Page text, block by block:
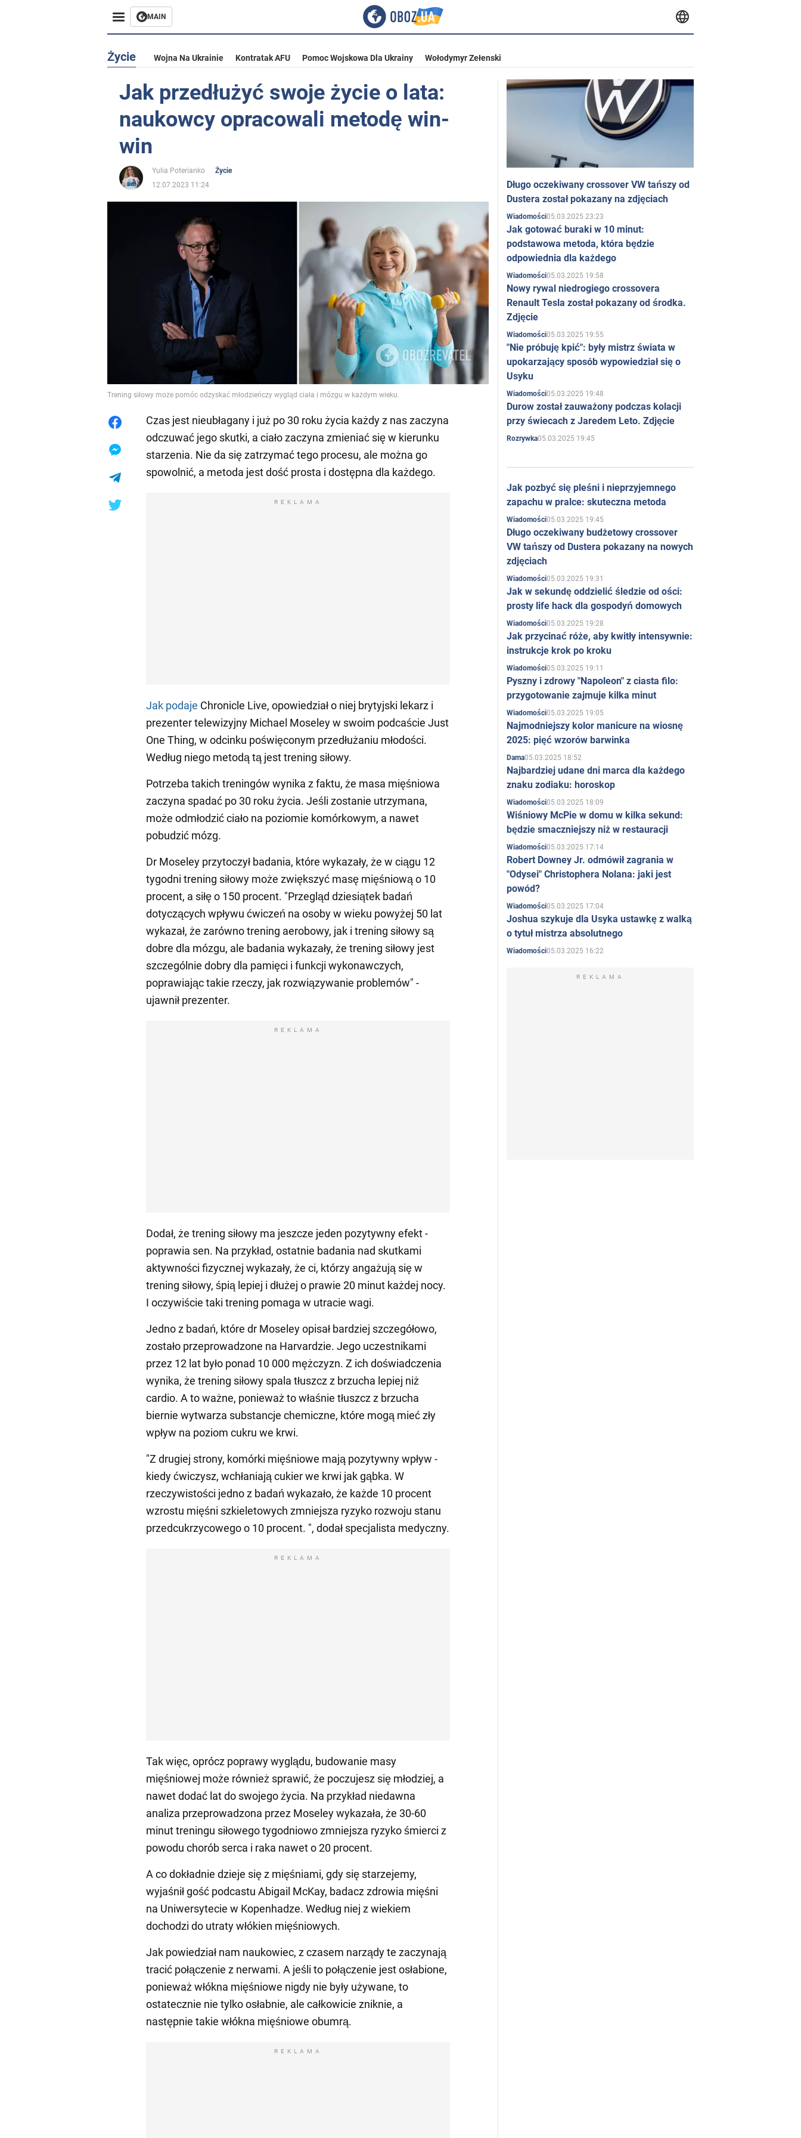
MAIN
Życie Wojna Na Ukrainie Kontratak AFU Pomoc Wojskowa Dla Ukrainy Wołodymyr Zełenski
Jak przedłużyć swoje życie o lata:
naukowcy opracowali metodę win-
win
Yulia Poterianko
Życie
12.07.2023 11:24
Trening siłowy może pomóc odzyskać młodzieńczy wygląd ciała i mózgu w każdym wieku.
Czas jest nieubłagany i już po 30 roku życia każdy z nas zaczyna
odczuwać jego skutki, a ciało zaczyna zmieniać się w kierunku
starzenia. Nie da się zatrzymać tego procesu, ale można go
spowolnić, a metoda jest dość prosta i dostępna dla każdego.
REKLAMA
Jak podaje Chronicle Live, opowiedział o niej brytyjski lekarz i
prezenter telewizyjny Michael Moseley w swoim podcaście Just
One Thing, w odcinku poświęconym przedłużaniu młodości.
Według niego metodą tą jest trening siłowy.
Potrzeba takich treningów wynika z faktu, że masa mięśniowa
zaczyna spadać po 30 roku życia. Jeśli zostanie utrzymana,
może odmłodzić ciało na poziomie komórkowym, a nawet
pobudzić mózg.
Dr Moseley przytoczył badania, które wykazały, że w ciągu 12
tygodni trening siłowy może zwiększyć masę mięśniową o 10
procent, a siłę o 150 procent. "Przegląd dziesiątek badań
dotyczących wpływu ćwiczeń na osoby w wieku powyżej 50 lat
wykazał, że zarówno trening aerobowy, jak i trening siłowy są
dobre dla mózgu, ale badania wykazały, że trening siłowy jest
szczególnie dobry dla pamięci i funkcji wykonawczych,
poprawiając takie rzeczy, jak rozwiązywanie problemów" -
ujawnił prezenter.
REKLAMA
Dodał, że trening siłowy ma jeszcze jeden pozytywny efekt -
poprawia sen. Na przykład, ostatnie badania nad skutkami
aktywności fizycznej wykazały, że ci, którzy angażują się w
trening siłowy, śpią lepiej i dłużej o prawie 20 minut każdej nocy.
I oczywiście taki trening pomaga w utracie wagi.
Jedno z badań, które dr Moseley opisał bardziej szczegółowo,
zostało przeprowadzone na Harvardzie. Jego uczestnikami
przez 12 lat było ponad 10 000 mężczyzn. Z ich doświadczenia
wynika, że trening siłowy spala tłuszcz z brzucha lepiej niż
cardio. A to ważne, ponieważ to właśnie tłuszcz z brzucha
biernie wytwarza substancje chemiczne, które mogą mieć zły
wpływ na poziom cukru we krwi.
"Z drugiej strony, komórki mięśniowe mają pozytywny wpływ -
kiedy ćwiczysz, wchłaniają cukier we krwi jak gąbka. W
rzeczywistości jedno z badań wykazało, że każde 10 procent
wzrostu mięśni szkieletowych zmniejsza ryzyko rozwoju stanu
przedcukrzycowego o 10 procent. ", dodał specjalista medyczny.
REKLAMA
Tak więc, oprócz poprawy wyglądu, budowanie masy
mięśniowej może również sprawić, że poczujesz się młodziej, a
nawet dodać lat do swojego życia. Na przykład niedawna
analiza przeprowadzona przez Moseley wykazała, że 30-60
minut treningu siłowego tygodniowo zmniejsza ryzyko śmierci z
powodu chorób serca i raka nawet o 20 procent.
A co dokładnie dzieje się z mięśniami, gdy się starzejemy,
wyjaśnił gość podcastu Abigail McKay, badacz zdrowia mięśni
na Uniwersytecie w Kopenhadze. Według niej z wiekiem
dochodzi do utraty włókien mięśniowych.
Jak powiedział nam naukowiec, z czasem narządy te zaczynają
tracić połączenie z nerwami. A jeśli to połączenie jest osłabione,
ponieważ włókna mięśniowe nigdy nie były używane, to
ostatecznie nie tylko osłabnie, ale całkowicie zniknie, a
następnie takie włókna mięśniowe obumrą.
REKLAMA
Długo oczekiwany crossover VW tańszy od
Dustera został pokazany na zdjęciach
Wiadomości05.03.2025 23:23
Jak gotować buraki w 10 minut:
podstawowa metoda, która będzie
odpowiednia dla każdego
Wiadomości05.03.2025 19:58
Nowy rywal niedrogiego crossovera
Renault Tesla został pokazany od środka.
Zdjęcie
Wiadomości05.03.2025 19:55
"Nie próbuję kpić": były mistrz świata w
upokarzający sposób wypowiedział się o
Usyku
Wiadomości05.03.2025 19:48
Durow został zauważony podczas kolacji
przy świecach z Jaredem Leto. Zdjęcie
Rozrywka05.03.2025 19:45
Jak pozbyć się pleśni i nieprzyjemnego
zapachu w pralce: skuteczna metoda
Wiadomości05.03.2025 19:45
Długo oczekiwany budżetowy crossover
VW tańszy od Dustera pokazany na nowych
zdjęciach
Wiadomości05.03.2025 19:31
Jak w sekundę oddzielić śledzie od ości:
prosty life hack dla gospodyń domowych
Wiadomości05.03.2025 19:28
Jak przycinać róże, aby kwitły intensywnie:
instrukcje krok po kroku
Wiadomości05.03.2025 19:11
Pyszny i zdrowy "Napoleon" z ciasta filo:
przygotowanie zajmuje kilka minut
Wiadomości05.03.2025 19:05
Najmodniejszy kolor manicure na wiosnę
2025: pięć wzorów barwinka
Dama05.03.2025 18:52
Najbardziej udane dni marca dla każdego
znaku zodiaku: horoskop
Wiadomości05.03.2025 18:09
Wiśniowy McPie w domu w kilka sekund:
będzie smaczniejszy niż w restauracji
Wiadomości05.03.2025 17:14
Robert Downey Jr. odmówił zagrania w
"Odysei" Christophera Nolana: jaki jest
powód?
Wiadomości05.03.2025 17:04
Joshua szykuje dla Usyka ustawkę z walką
o tytuł mistrza absolutnego
Wiadomości05.03.2025 16:22
REKLAMA